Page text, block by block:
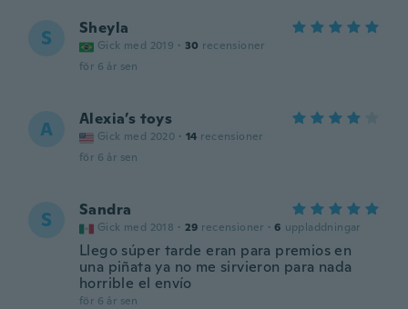
S Sheyla
Gick med 2019 · 30 recensioner
för 6 år sen
A Alexia’s toys
Gick med 2020 · 14 recensioner
för 6 år sen
S Sandra
Gick med 2018 · 29 recensioner · 6 uppladdningar
Llego súper tarde eran para premios en
una piñata ya no me sirvieron para nada
horrible el envío
för 6 år sen